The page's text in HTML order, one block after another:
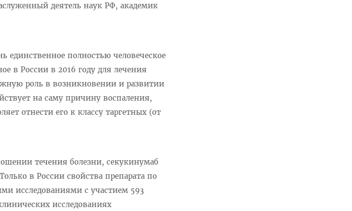
деятель наук РФ, академик
единственное полностью человеческое
в России в 2016 году для лечения
роль в возникновении и развитии
на саму причину воспаления,
отнести его к классу таргетных (от
течения болезни, секукинумаб
в России свойства препарата по
исследованиями с участием 593
исследованиях